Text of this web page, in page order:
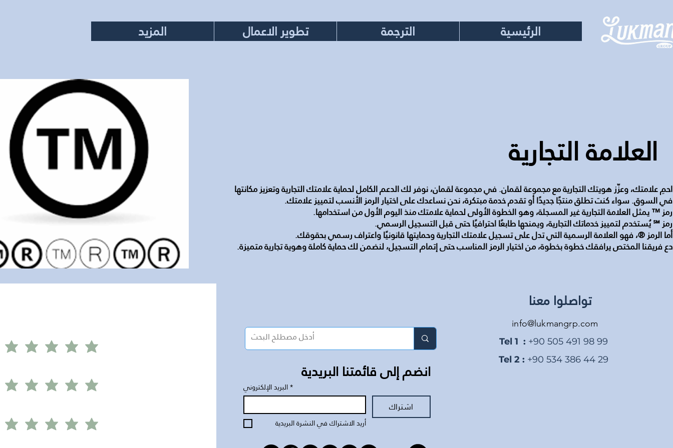
الرئيسية الترجمة تطوير الاعمال المزيد
احمِ علامتك، وعزّز هويتك التجارية مع مجموعة لقمان. في مجموعة لقمان، نوفر لك الدعم الكامل لحماية علامتك التجارية وتعزيز مكانتها
في السوق. سواء كنت تطلق منتجًا جديدًا أو تقدم خدمة مبتكرة، نحن نساعدك على اختيار الرمز الأنسب لتمييز علامتك.
رمز ™ يمثل العلامة التجارية غير المسجلة، وهو الخطوة الأولى لحماية علامتك منذ اليوم الأول من استخدامها.
رمز ℠ يُستخدم لتمييز خدماتك التجارية، ويمنحها طابعًا احترافيًا حتى قبل التسجيل الرسمي.
أما الرمز ®، فهو العلامة الرسمية التي تدل على تسجيل علامتك التجارية وحمايتها قانونيًا واعتراف رسمي بحقوقك.
دع فريقنا المختص يرافقك خطوة بخطوة، من اختيار الرمز المناسب حتى إتمام التسجيل، لنضمن لك حماية كاملة وهوية تجارية متميزة.
العلامة التجارية
انضم إلى قائمتنا البريدية
البريد الإلكتروني*
اشتراك
أريد الاشتراك في النشرة البريدية
تواصلوا معنا
info@lukmangrp.com
Tel 1 : +90 505 491 98 99
Tel 2 : +90 534 386 44 29